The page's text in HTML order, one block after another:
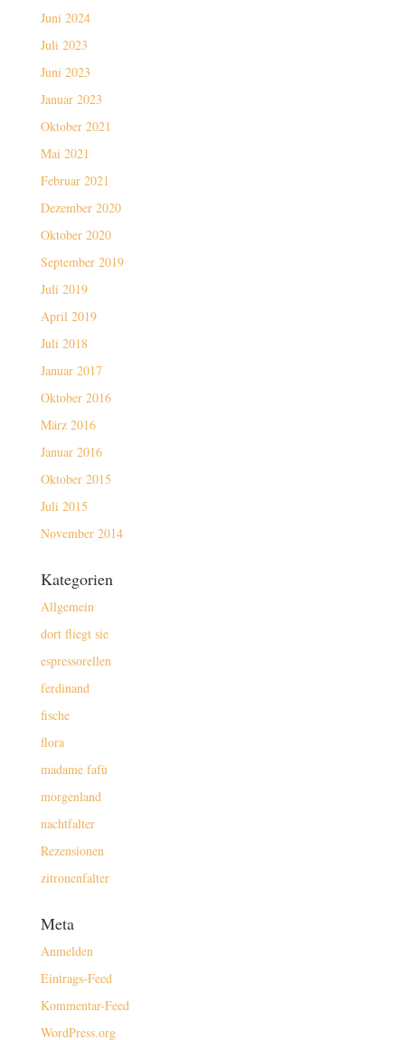
Juni 2024
Juli 2023
Juni 2023
Januar 2023
Oktober 2021
Mai 2021
Februar 2021
Dezember 2020
Oktober 2020
September 2019
Juli 2019
April 2019
Juli 2018
Januar 2017
Oktober 2016
März 2016
Januar 2016
Oktober 2015
Juli 2015
November 2014
Kategorien
Allgemein
dort fliegt sie
espressorellen
ferdinand
fische
flora
madame fafü
morgenland
nachtfalter
Rezensionen
zitronenfalter
Meta
Anmelden
Eintrags-Feed
Kommentar-Feed
WordPress.org